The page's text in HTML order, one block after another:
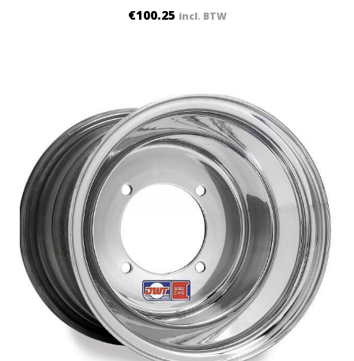
€100.25 incl. BTW